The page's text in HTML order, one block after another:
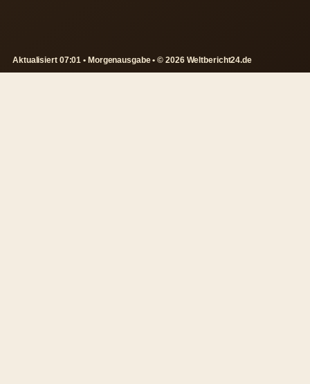
Aktualisiert 07:01 • Morgenausgabe • © 2026 Weltbericht24.de